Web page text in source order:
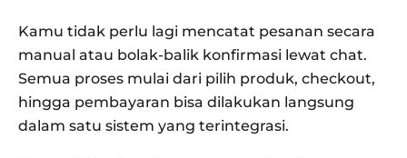
Kamu tidak perlu lagi mencatat pesanan secara
manual atau bolak-balik konfirmasi lewat chat.
Semua proses mulai dari pilih produk, checkout,
hingga pembayaran bisa dilakukan langsung
dalam satu sistem yang terintegrasi.